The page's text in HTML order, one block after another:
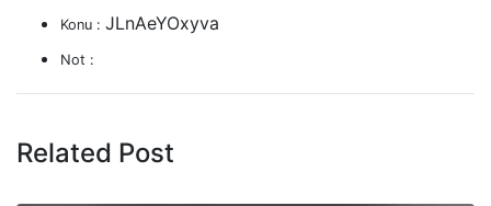
Konu : JLnAeYOxyva
Not :
Related Post